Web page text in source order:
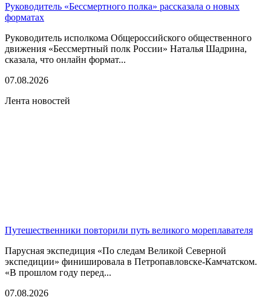
Руководитель «Бессмертного полка» рассказала о новых
форматах
Руководитель исполкома Общероссийского общественного
движения «Бессмертный полк России» Наталья Шадрина,
сказала, что онлайн формат...
07.08.2026
Лента новостей
Путешественники повторили путь великого мореплавателя
Парусная экспедиция «По следам Великой Северной
экспедиции» финишировала в Петропавловске-Камчатском.
«В прошлом году перед...
07.08.2026